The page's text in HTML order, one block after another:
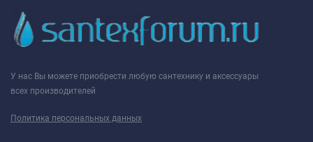
У нас Вы можете приобрести любую сантехнику и аксессуары
всех производителей
Политика персональных данных